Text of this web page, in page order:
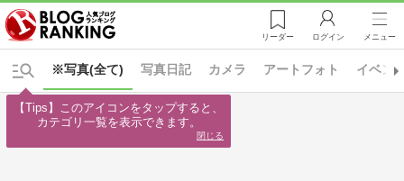
リーダー ログイン メニュー
※写真(全て) 写真日記 カメラ アートフォト イベン
【Tips】このアイコンをタップすると、
カテゴリ一覧を表示できます。
閉じる